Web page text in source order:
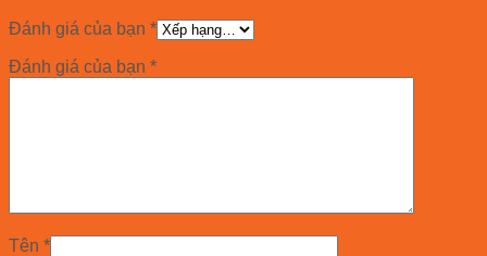
Đánh giá của bạn *
Đánh giá của bạn *
Tên *